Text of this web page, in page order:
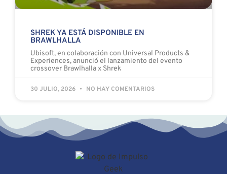
SHREK YA ESTÁ DISPONIBLE EN
BRAWLHALLA
Ubisoft, en colaboración con Universal Products &
Experiences, anunció el lanzamiento del evento
crossover Brawlhalla x Shrek
30 JULIO, 2026 NO HAY COMENTARIOS